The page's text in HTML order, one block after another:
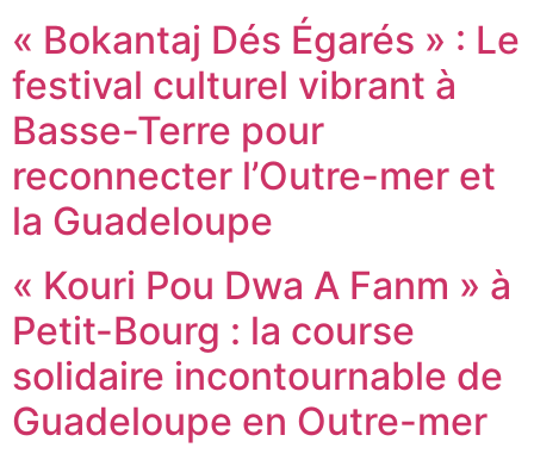
« Bokantaj Dés Égarés » : Le
festival culturel vibrant à
Basse-Terre pour
reconnecter l’Outre-mer et
la Guadeloupe
« Kouri Pou Dwa A Fanm » à
Petit-Bourg : la course
solidaire incontournable de
Guadeloupe en Outre-mer